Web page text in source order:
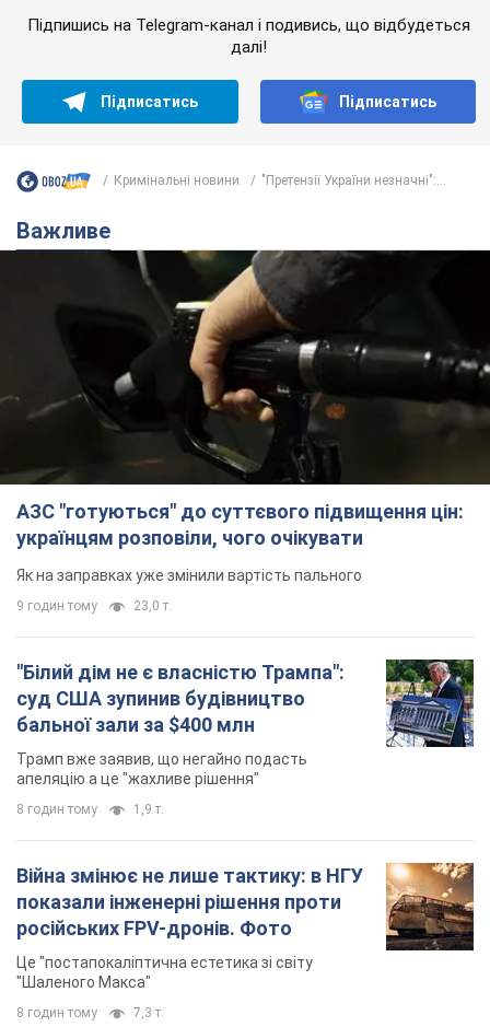
Підпишись на Telegram-канал і подивись, що відбудеться
далі!
Підписатись Підписатись
Кримінальні новини "Претензії України незначні":...
Важливе
АЗС "готуються" до суттєвого підвищення цін:
українцям розповіли, чого очікувати
Як на заправках уже змінили вартість пального
9 годин тому 23,0 т.
"Білий дім не є власністю Трампа":
суд США зупинив будівництво
бальної зали за $400 млн
Трамп вже заявив, що негайно подасть
апеляцію а це "жахливе рішення"
8 годин тому 1,9 т.
Війна змінює не лише тактику: в НГУ
показали інженерні рішення проти
російських FPV-дронів. Фото
Це "постапокаліптична естетика зі світу
"Шаленого Макса"
8 годин тому 7,3 т.